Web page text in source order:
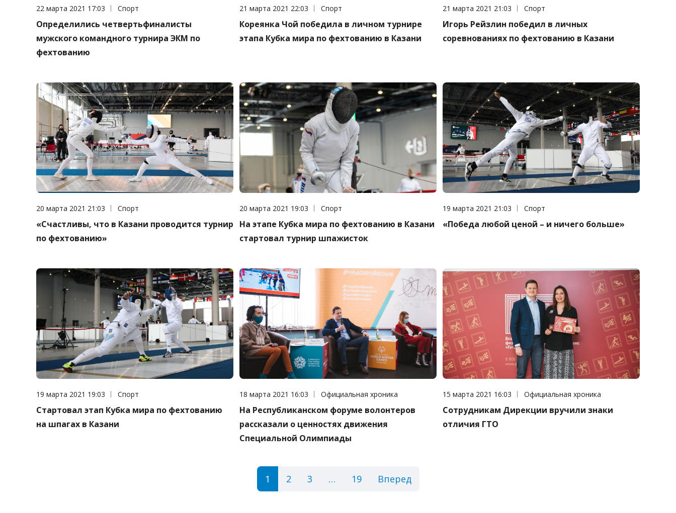
Дата публикации:
22 марта 2021 17:03 Категория:
Спорт
Определились четвертьфиналисты
мужского командного турнира ЭКМ по
фехтованию
Дата публикации:
21 марта 2021 22:03 Категория:
Спорт
Кореянка Чой победила в личном турнире
этапа Кубка мира по фехтованию в Казани
Дата публикации:
21 марта 2021 21:03 Категория:
Спорт
Игорь Рейзлин победил в личных
соревнованиях по фехтованию в Казани
Дата публикации:
20 марта 2021 21:03 Категория:
Спорт
«Счастливы, что в Казани проводится турнир
по фехтованию»
Дата публикации:
20 марта 2021 19:03 Категория:
Спорт
На этапе Кубка мира по фехтованию в Казани
стартовал турнир шпажисток
Дата публикации:
19 марта 2021 21:03 Категория:
Спорт
«Победа любой ценой – и ничего больше»
Дата публикации:
19 марта 2021 19:03 Категория:
Спорт
Стартовал этап Кубка мира по фехтованию
на шпагах в Казани
Дата публикации:
18 марта 2021 16:03 Категория:
Официальная хроника
На Республиканском форуме волонтеров
рассказали о ценностях движения
Специальной Олимпиады
Дата публикации:
15 марта 2021 16:03 Категория:
Официальная хроника
Сотрудникам Дирекции вручили знаки
отличия ГТО
1 2 3 … 19 Вперед